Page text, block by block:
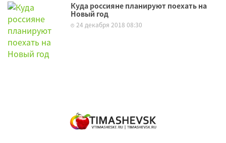
Куда россияне планируют поехать на
Новый год
24 декабря 2018 08:30